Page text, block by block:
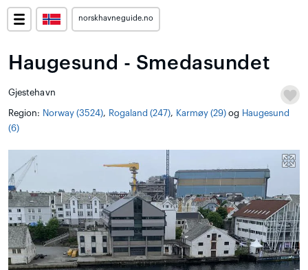
norskhavneguide.no
Haugesund - Smedasundet
Gjestehavn
Region: Norway (3524), Rogaland (247), Karmøy (29) og Haugesund
(6)